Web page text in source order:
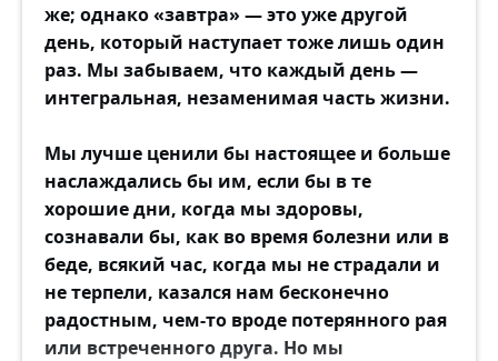
же; однако «завтра» — это уже другой
день, который наступает тоже лишь один
раз. Мы забываем, что каждый день —
интегральная, незаменимая часть жизни.
Мы лучше ценили бы настоящее и больше
наслаждались бы им, если бы в те
хорошие дни, когда мы здоровы,
сознавали бы, как во время болезни или в
беде, всякий час, когда мы не страдали и
не терпели, казался нам бесконечно
радостным, чем-то вроде потерянного рая
или встреченного друга. Но мы